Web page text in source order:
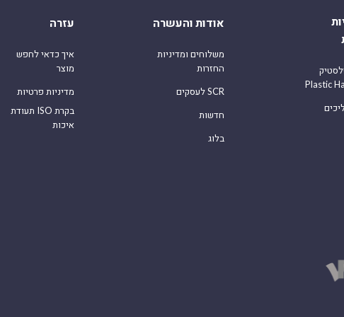
Plastic
אודות והעשרה
משלוחים ומדיניות
החזרות
לעסקים SCR
חדשות
בלוג
עזרה
איך כדאי לחפש
מוצר
מדיניות פרטיות
תעודת ISO בקרת
איכות